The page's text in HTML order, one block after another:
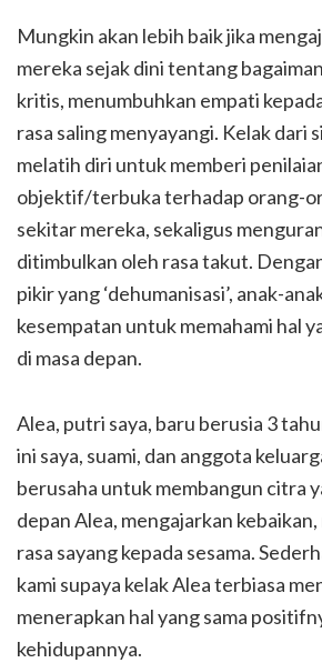
Mungkin akan lebih baik jika
mereka sejak dini tentang
kritis, menumbuhkan empati
rasa saling menyayangi. Kelak dari
melatih diri untuk memberi
objektif/terbuka terhadap orang-
sekitar mereka, sekaligus
ditimbulkan oleh rasa takut.
pikir yang ‘dehumanisasi’, anak-
kesempatan untuk memahami hal
di masa depan.
Alea, putri saya, baru berusia 3
ini saya, suami, dan anggota
berusaha untuk membangun citra
depan Alea, mengajarkan
rasa sayang kepada sesama.
kami supaya kelak Alea terbiasa
menerapkan hal yang sama
kehidupannya.